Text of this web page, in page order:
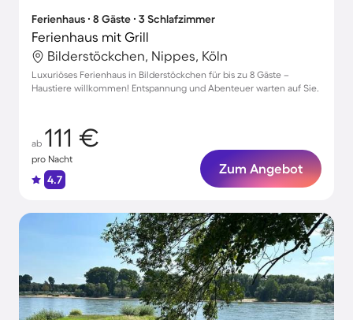
Ferienhaus ∙ 8 Gäste ∙ 3 Schlafzimmer
Ferienhaus mit Grill
Bilderstöckchen, Nippes, Köln
Luxuriöses Ferienhaus in Bilderstöckchen für bis zu 8 Gäste –
Haustiere willkommen! Entspannung und Abenteuer warten auf Sie.
ab 111 €
pro Nacht
4.7
Zum Angebot